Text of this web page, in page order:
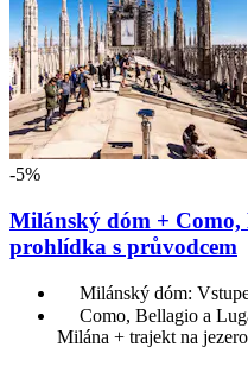
-5%
Milánský dóm + Como,
prohlídka s průvodcem
Milánský dóm:
Como, Bellagio a
Milána + trajekt na